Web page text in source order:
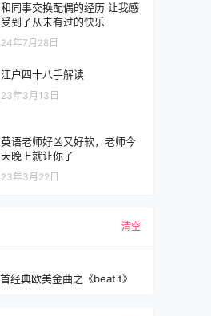
和同事交换配偶的经历 让我感
受到了从未有过的快乐
24年7月28日
江户四十八手解读
23年3月13日
英语老师好凶又好软，老师今
天晚上就让你了
23年3月22日
清空
经典欧美金曲之《beatit》